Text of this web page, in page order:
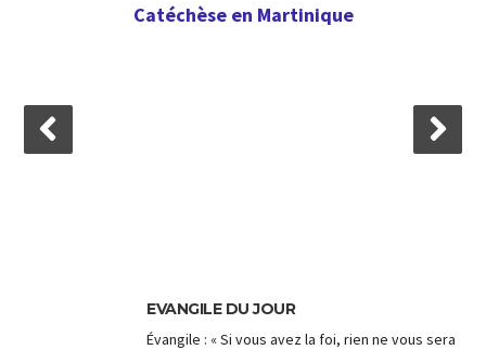
Catéchèse en Martinique
EVANGILE DU JOUR
Évangile : « Si vous avez la foi, rien ne vous sera